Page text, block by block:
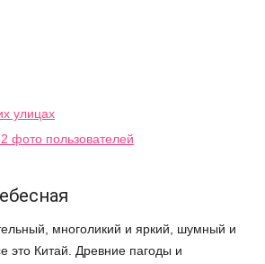
фото пользователей
многоликий и яркий, шумный и
это Китай. Древние пагоды и